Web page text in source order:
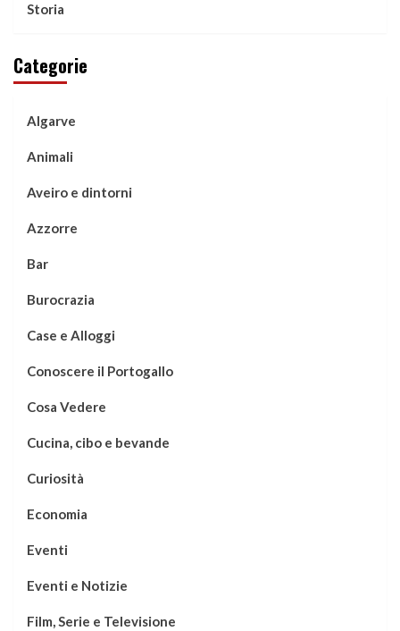
Storia
Categorie
Algarve
Animali
Aveiro e dintorni
Azzorre
Bar
Burocrazia
Case e Alloggi
Conoscere il Portogallo
Cosa Vedere
Cucina, cibo e bevande
Curiosità
Economia
Eventi
Eventi e Notizie
Film, Serie e Televisione